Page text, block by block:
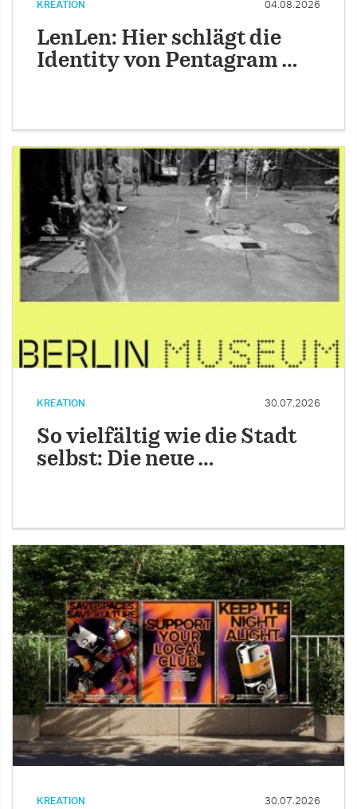
KREATION 04.08.2026
LenLen: Hier schlägt die
Identity von Pentagram …
KREATION 30.07.2026
So vielfältig wie die Stadt
selbst: Die neue …
KREATION 30.07.2026